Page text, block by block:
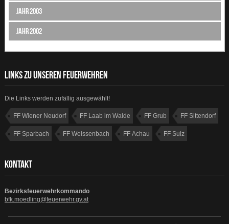
Jahr 2003
Jahr 2002
LINKS ZU UNSEREN FEUERWEHREN
Die Links werden zufällig ausgewählt!
FF Wiener Neudorf FF Laab im Walde FF Grub FF Sittendorf
FF Sparbach FF Weissenbach FF Achau FF Sulz
KONTAKT
Bezirksfeuerwehrkommando
bfk.moedling@feuerwehr.gv.at